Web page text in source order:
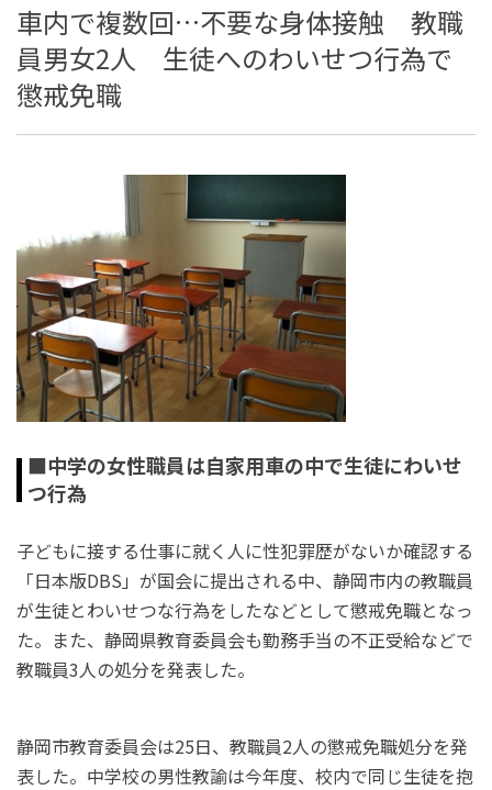
車内で複数回…不要な身体接触 教職
員男女2人 生徒へのわいせつ行為で
懲戒免職
■中学の女性職員は自家用車の中で生徒にわいせ
つ行為
子どもに接する仕事に就く人に性犯罪歴がないか確認する
「日本版DBS」が国会に提出される中、静岡市内の教職員
が生徒とわいせつな行為をしたなどとして懲戒免職となっ
た。また、静岡県教育委員会も勤務手当の不正受給などで
教職員3人の処分を発表した。
静岡市教育委員会は25日、教職員2人の懲戒免職処分を発
表した。中学校の男性教諭は今年度、校内で同じ生徒を抱